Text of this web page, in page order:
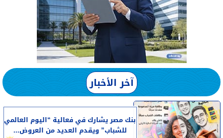
آخر الأخبار
بنك مصر يشارك في فعالية “اليوم العالمي
للشباب” ويقدم العديد من العروض...